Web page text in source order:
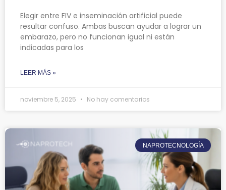
Elegir entre FIV e inseminación artificial puede
resultar confuso. Ambas buscan ayudar a lograr un
embarazo, pero no funcionan igual ni están
indicadas para los
LEER MÁS »
noviembre 5, 2025 No hay comentarios
NAPROTECNOLOGÍA